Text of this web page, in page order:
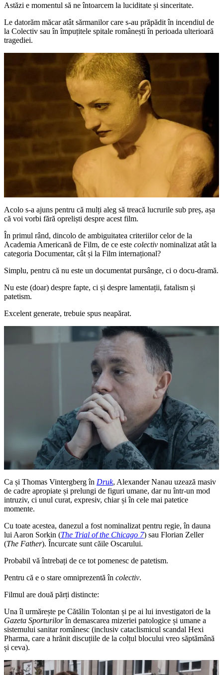
Astăzi e momentul să ne întoarcem la luciditate și sinceritate.
Le datorăm măcar atât sărmanilor care s-au prăpădit în incendiul de
la Colectiv sau în împuțitele spitale românești în perioada ulterioară
tragediei.
Acolo s-a ajuns pentru că mulți aleg să treacă lucrurile sub preș, așa
că voi vorbi fără opreliști despre acest film.
În primul rând, dincolo de ambiguitatea criteriilor celor de la
Academia Americană de Film, de ce este colectiv nominalizat atât la
categoria Documentar, cât și la Film internațional?
Simplu, pentru că nu este un documentat pursânge, ci o docu-dramă.
Nu este (doar) despre fapte, ci și despre lamentații, fatalism și
patetism.
Excelent generate, trebuie spus neapărat.
Ca și Thomas Vintergberg în Druk, Alexander Nanau uzează masiv
de cadre apropiate și prelungi de figuri umane, dar nu într-un mod
intruziv, ci unul curat, expresiv, chiar și în cele mai patetice
momente.
Cu toate acestea, danezul a fost nominalizat pentru regie, în dauna
lui Aaron Sorkin (The Trial of the Chicago 7) sau Florian Zeller
(The Father). Încurcate sunt căile Oscarului.
Probabil vă întrebați de ce tot pomenesc de patetism.
Pentru că e o stare omniprezentă în colectiv.
Filmul are două părți distincte:
Una îl urmărește pe Cătălin Tolontan și pe ai lui investigatori de la
Gazeta Sporturilorîn demascarea mizeriei patologice și umane a
sistemului sanitar românesc (inclusiv cataclismicul scandal Hexi
Pharma, care a hrănit discuțiile de la colțul blocului vreo săptămână
și ceva).